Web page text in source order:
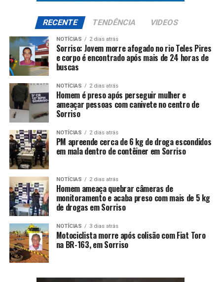
RECENTE TENDÊNCIA VIDEOS
NOTÍCIAS 2 dias atrás
Sorriso: Jovem morre afogado no rio Teles Pires
e corpo é encontrado após mais de 24 horas de
buscas
NOTÍCIAS 2 dias atrás
Homem é preso após perseguir mulher e
ameaçar pessoas com canivete no centro de
Sorriso
NOTÍCIAS 2 dias atrás
PM apreende cerca de 6 kg de droga escondidos
em mala dentro de contêiner em Sorriso
NOTÍCIAS 2 dias atrás
Homem ameaça quebrar câmeras de
monitoramento e acaba preso com mais de 5 kg
de drogas em Sorriso
NOTÍCIAS 3 dias atrás
Motociclista morre após colisão com Fiat Toro
na BR-163, em Sorriso